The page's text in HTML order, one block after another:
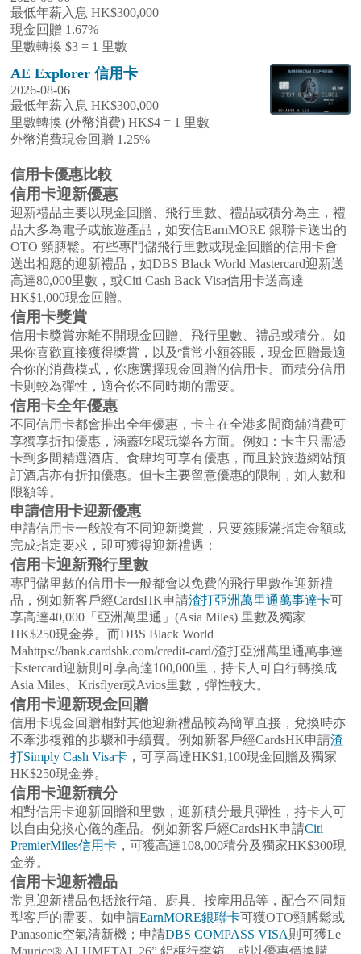
最低年薪入息 HK$300,000
現金回贈 1.67%
里數轉換 $3 = 1 里數
AE Explorer 信用卡
2026-08-06
最低年薪入息 HK$300,000
里數轉換 (外幣消費) HK$4 = 1 里數
外幣消費現金回贈 1.25%
信用卡優惠比較
信用卡迎新優惠
迎新禮品主要以現金回贈、飛行里數、禮品或積分為主，禮
品大多為電子或旅遊產品，如安信EarnMORE 銀聯卡送出的
OTO 頸膊鬆。有些專門儲飛行里數或現金回贈的信用卡會
送出相應的迎新禮品，如DBS Black World Mastercard迎新送
高達80,000里數，或Citi Cash Back Visa信用卡送高達
HK$1,000現金回贈。
信用卡獎賞
信用卡獎賞亦離不開現金回贈、飛行里數、禮品或積分。如
果你喜歡直接獲得獎賞，以及慣常小額簽賬，現金回贈最適
合你的消費模式，你應選擇現金回贈的信用卡。而積分信用
卡則較為彈性，適合你不同時期的需要。
信用卡全年優惠
不同信用卡都會推出全年優惠，卡主在全港多間商舖消費可
享獨享折扣優惠，涵蓋吃喝玩樂各方面。例如：卡主只需憑
卡到多間精選酒店、食肆均可享有優惠，而且於旅遊網站預
訂酒店亦有折扣優惠。但卡主要留意優惠的限制，如人數和
限額等。
申請信用卡迎新優惠
申請信用卡一般設有不同迎新獎賞，只要簽賬滿指定金額或
完成指定要求，即可獲得迎新禮遇：
信用卡迎新飛行里數
專門儲里數的信用卡一般都會以免費的飛行里數作迎新禮
品，例如新客戶經CardsHK申請渣打亞洲萬里通萬事達卡可
享高達40,000「亞洲萬里通」(Asia Miles) 里數及獨家
HK$250現金券。而DBS Black World
Mahttps://bank.cardshk.com/credit-card/渣打亞洲萬里通萬事達
卡stercard迎新則可享高達100,000里，持卡人可自行轉換成
Asia Miles、Krisflyer或Avios里數，彈性較大。
信用卡迎新現金回贈
信用卡現金回贈相對其他迎新禮品較為簡單直接，兌換時亦
不牽涉複雜的步驟和手續費。例如新客戶經CardsHK申請渣
打Simply Cash Visa卡 ，可享高達HK$1,100現金回贈及獨家
HK$250現金券。
信用卡迎新積分
相對信用卡迎新回贈和里數，迎新積分最具彈性，持卡人可
以自由兌換心儀的產品。例如新客戶經CardsHK申請Citi
PremierMiles信用卡 ，可獲高達108,000積分及獨家HK$300現
金券。
信用卡迎新禮品
常見迎新禮品包括旅行箱、廚具、按摩用品等，配合不同類
型客戶的需要。如申請EarnMORE銀聯卡可獲OTO頸膊鬆或
Panasonic空氣清新機；申請DBS COMPASS VISA則可獲Le
Maurice® ALUMETAL 26” 鋁框行李箱，或以優惠價換購